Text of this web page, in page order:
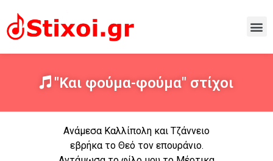
"Και φούμα-φούμα" στίχοι
Ανάμεσα Καλλίπολη και Τζάννειο
εβρήκα το Θεό τον επουράνιο.